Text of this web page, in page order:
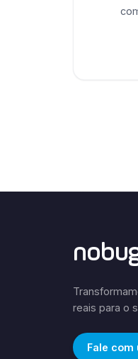
reais para o
Fale com